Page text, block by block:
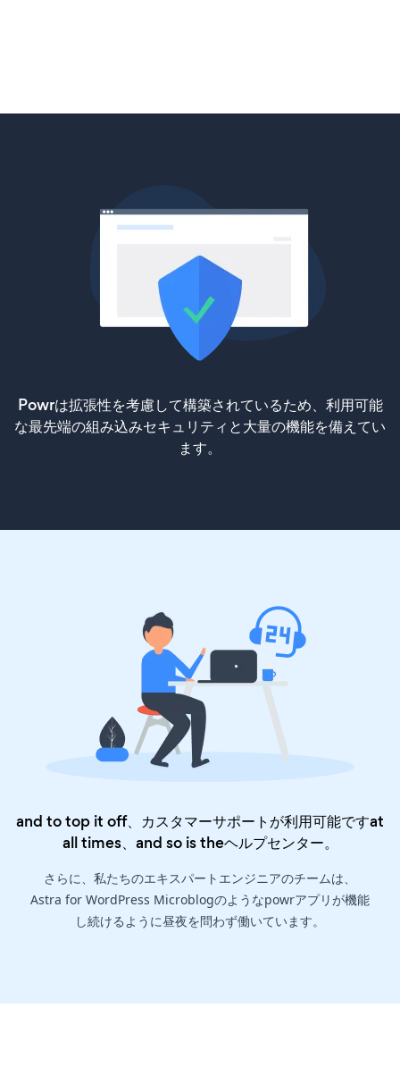
Powrは拡張性を考慮して構築されているため、利用可能
な最先端の組み込みセキュリティと大量の機能を備えてい
ます。
and to top it off、カスタマーサポートが利用可能ですat
all times、and so is theヘルプセンター。
さらに、私たちのエキスパートエンジニアのチームは、
Astra for WordPress Microblogのようなpowrアプリが機能
し続けるように昼夜を問わず働いています。